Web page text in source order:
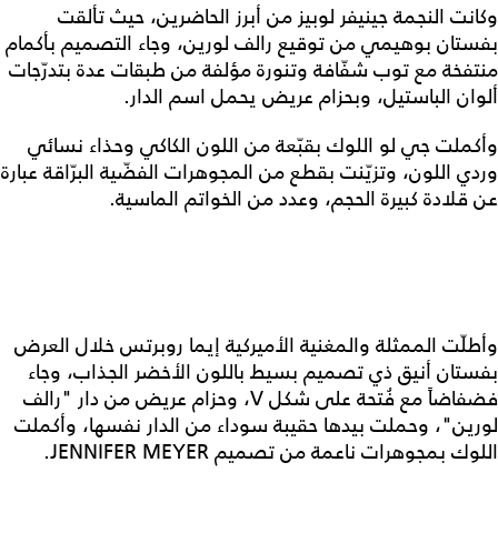
وكانت النجمة جينيفر لوبيز من أبرز الحاضرين، حيث تألقت
بفستان بوهيمي من توقيع رالف لورين، وجاء التصميم بأكمام
منتفخة مع توب شفّافة وتنورة مؤلفة من طبقات عدة بتدرّجات
ألوان الباستيل، وبحزام عريض يحمل اسم الدار.
وأكملت جي لو اللوك بقبّعة من اللون الكاكي وحذاء نسائي
وردي اللون، وتزيّنت بقطع من المجوهرات الفضّية البرّاقة عبارة
عن قلادة كبيرة الحجم، وعدد من الخواتم الماسية.
وأطلّت الممثلة والمغنية الأميركية إيما روبرتس خلال العرض
بفستان أنيق ذي تصميم بسيط باللون الأخضر الجذاب، وجاء
فضفاضاً مع فُتحة على شكل V، وحزام عريض من دار "رالف
لورين"، وحملت بيدها حقيبة سوداء من الدار نفسها، وأكملت
اللوك بمجوهرات ناعمة من تصميم JENNIFER MEYER.